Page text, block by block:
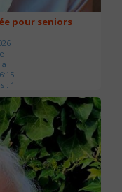
pour seniors
: 1